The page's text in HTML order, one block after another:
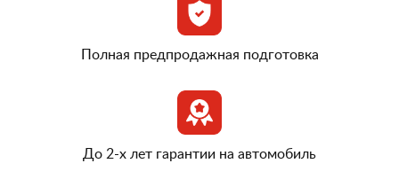
Полная предпродажная подготовка
До 2-х лет гарантии на автомобиль